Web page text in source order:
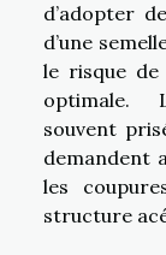
d’adopter
d’une
le risque de
optimale.
souvent
demandent
les
structure